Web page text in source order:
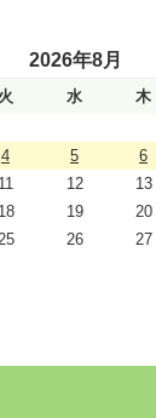
2026年8月
火 水 木
4 5 6
11 12 13
18 19 20
25 26 27